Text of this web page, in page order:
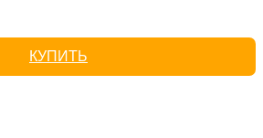
КУПИТЬ